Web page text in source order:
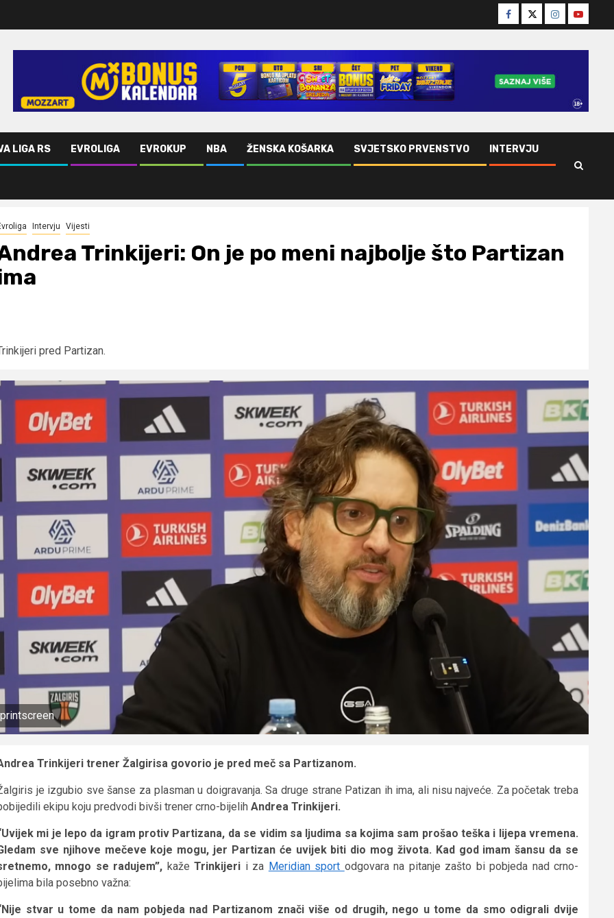
Facebook
TwitterInstagram
Youtube
LIGA RS EVROLIGA EVROKUP NBA ŽENSKA KOŠARKA SVJETSKO PRVENSTVO INTERVJU
Intervju Vijesti
Trinkijeri: On je po meni najbolje što Partizan
pred Partizan.
printscreen
Trinkijeri trener Žalgirisa govorio je pred meč sa Partizanom.
je izgubio sve šanse za plasman u doigravanja. Sa druge strane Patizan ih ima, ali nisu najveće. Za početak treba
ekipu koju predvodi bivši trener crno-bijelih Andrea Trinkijeri.
mi je lepo da igram protiv Partizana, da se vidim sa ljudima sa kojima sam prošao teška i lijepa vremena.
sve njihove mečeve koje mogu, jer Partizan će uvijek biti dio mog života. Kad god imam šansu da se
mnogo se radujem”, kažeTrinkijeri i za Meridian sport odgovara na pitanje zašto bi pobjeda nad crno-
bila posebno važna:
stvar u tome da nam pobjeda nad Partizanom znači više od drugih, nego u tome da smo odigrali dvije